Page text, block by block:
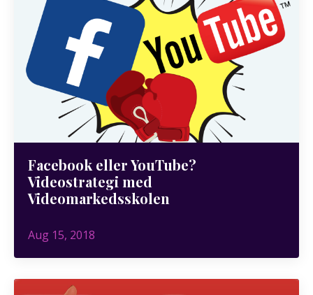
Facebook eller YouTube?
Videostrategi med
Videomarkedsskolen
Aug 15, 2018